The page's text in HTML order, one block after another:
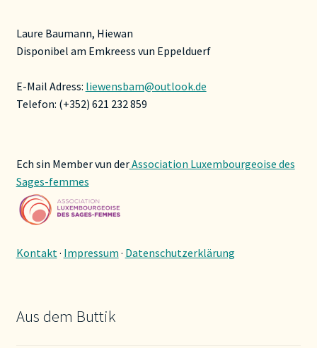
Laure Baumann, Hiewan
Disponibel am Emkreess vun Eppelduerf
E-Mail Adress: liewensbam@outlook.de
Telefon: (+352) 621 232 859
Ech sin Member vun derAssociation Luxembourgeoise des
Sages-femmes
Kontakt· Impressum · Datenschutzerklärung
Aus dem Buttik